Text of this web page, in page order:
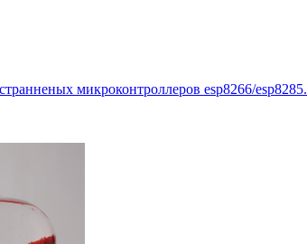
микроконтроллеров esp8266/esp8285.